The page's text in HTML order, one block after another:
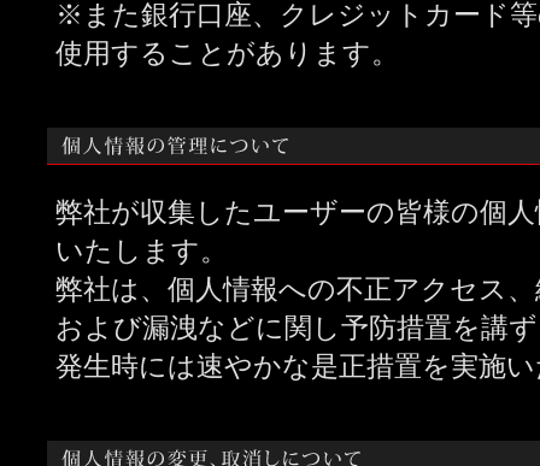
※また銀行口座、クレジットカード
使用することがあります。
弊社が収集したユーザーの皆様の個
いたします。
弊社は、個人情報への不正アクセス
および漏洩などに関し予防措置を講
発生時には速やかな是正措置を実施